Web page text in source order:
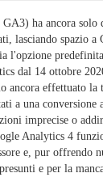
ha ancora solo
lasciando spazio a
l'opzione
dal 14 ottobre
ancora effettuato la
a una conversione
imprecise o
Analytics 4
e, pur offrendo
e per la